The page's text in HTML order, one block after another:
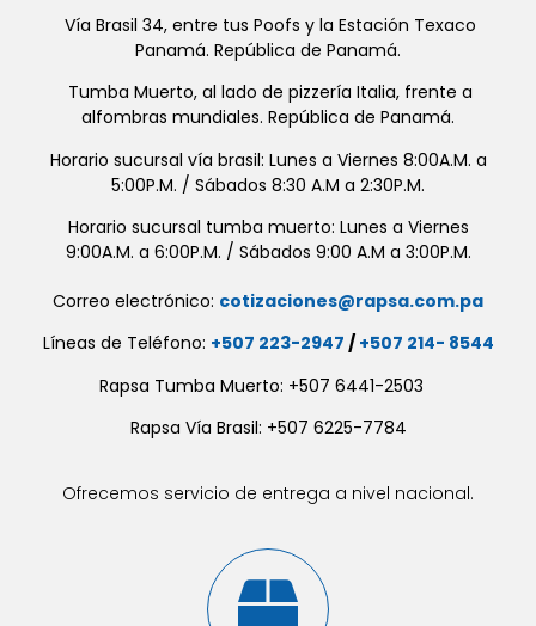
Vía Brasil 34, entre tus Poofs y la Estación Texaco
Panamá. República de Panamá.
Tumba Muerto, al lado de pizzería Italia, frente a
alfombras mundiales. República de Panamá.
Horario sucursal vía brasil: Lunes a Viernes 8:00A.M. a
5:00P.M. / Sábados 8:30 A.M a 2:30P.M.
Horario sucursal tumba muerto: Lunes a Viernes
9:00A.M. a 6:00P.M. / Sábados 9:00 A.M a 3:00P.M.
Correo electrónico: cotizaciones@rapsa.com.pa
Líneas de Teléfono: +507 223-2947 / +507 214- 8544
Rapsa Tumba Muerto: +507 6441-2503
Rapsa Vía Brasil: +507 6225-7784
Ofrecemos servicio de entrega a nivel nacional.